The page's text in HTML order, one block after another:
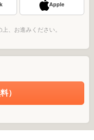
Apple
上、お進みください。
）